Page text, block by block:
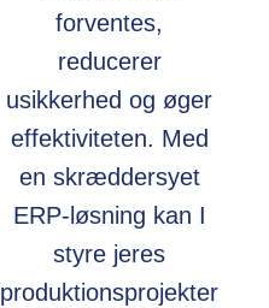
forventes,
reducerer
usikkerhed og øger
effektiviteten. Med
en skræddersyet
ERP-løsning kan I
styre jeres
produktionsprojekter